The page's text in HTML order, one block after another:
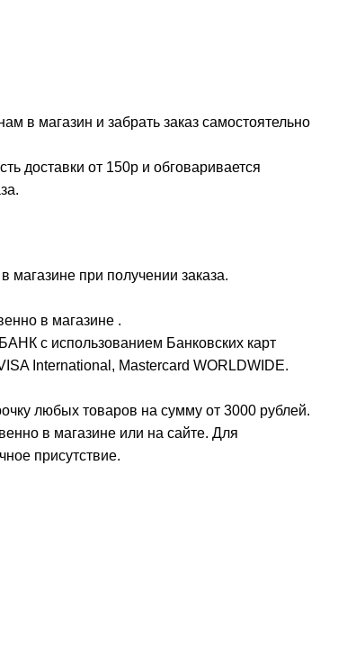
в магазин и забрать заказ самостоятельно
доставки от 150р и обговаривается
при получении заказа.
в магазине .
с использованием Банковских карт
International, Mastercard WORLDWIDE.
любых товаров на сумму от 3000 рублей.
в магазине или на сайте. Для
присутствие.